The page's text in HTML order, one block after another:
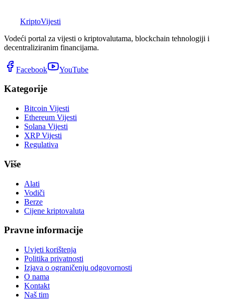
KriptoVijesti
Vodeći portal za vijesti o kriptovalutama, blockchain tehnologiji i
decentraliziranim financijama.
Facebook YouTube
Kategorije
Bitcoin Vijesti
Ethereum Vijesti
Solana Vijesti
XRP Vijesti
Regulativa
Više
Alati
Vodiči
Berze
Cijene kriptovaluta
Pravne informacije
Uvjeti korištenja
Politika privatnosti
Izjava o ograničenju odgovornosti
O nama
Kontakt
Naš tim